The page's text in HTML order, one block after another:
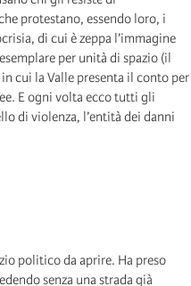
protestano, essendo loro, i
di cui è zeppa l’immagine
per unità di spazio (il
cui la Valle presenta il conto per
E ogni volta ecco tutti gli
di violenza, l’entità dei danni
politico da aprire. Ha preso
senza una strada già